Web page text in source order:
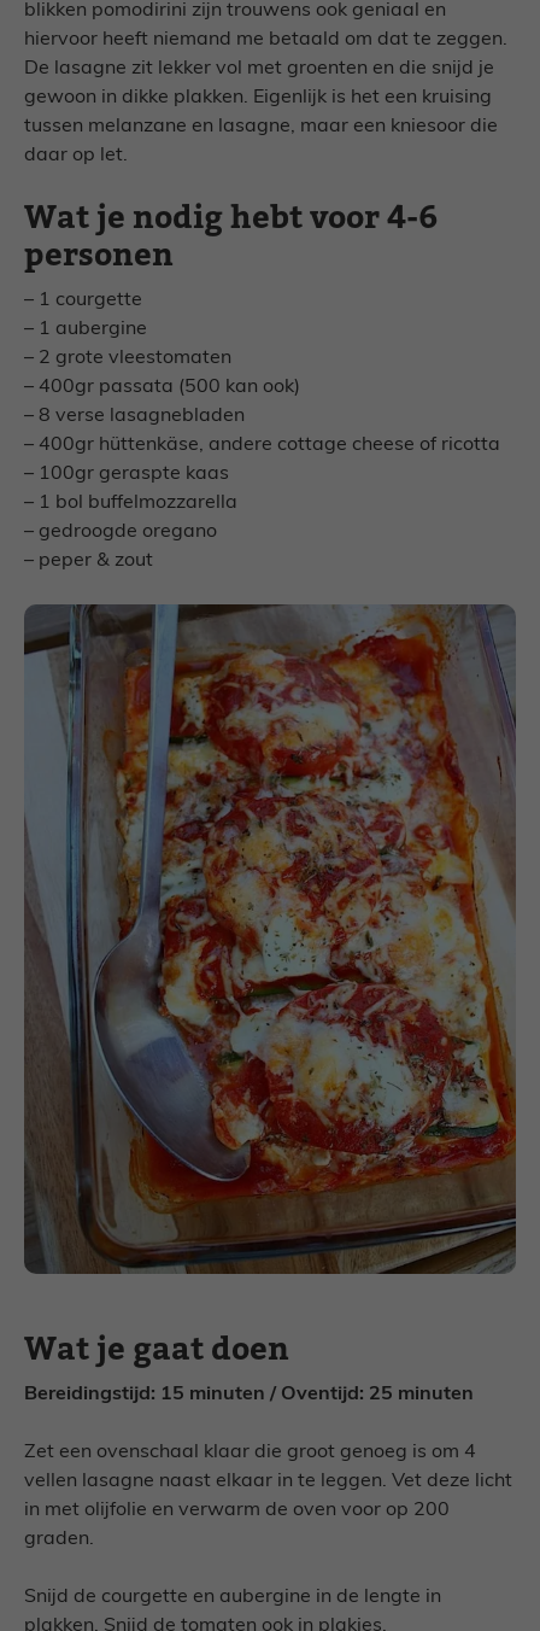
blikken pomodirini zijn trouwens ook geniaal en
hiervoor heeft niemand me betaald om dat te zeggen.
De lasagne zit lekker vol met groenten en die snijd je
gewoon in dikke plakken. Eigenlijk is het een kruising
tussen melanzane en lasagne, maar een kniesoor die
daar op let.
Wat je nodig hebt voor 4-6
personen
– 1 courgette
– 1 aubergine
– 2 grote vleestomaten
– 400gr passata (500 kan ook)
– 8 verse lasagnebladen
– 400gr hüttenkäse, andere cottage cheese of ricotta
– 100gr geraspte kaas
– 1 bol buffelmozzarella
– gedroogde oregano
– peper & zout
Wat je gaat doen
Bereidingstijd: 15 minuten / Oventijd: 25 minuten
Zet een ovenschaal klaar die groot genoeg is om 4
vellen lasagne naast elkaar in te leggen. Vet deze licht
in met olijfolie en verwarm de oven voor op 200
graden.
Snijd de courgette en aubergine in de lengte in
plakken. Snijd de tomaten ook in plakjes.